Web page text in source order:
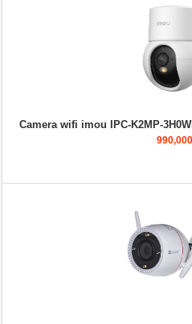
Camera wifi imou IPC-K2MP-